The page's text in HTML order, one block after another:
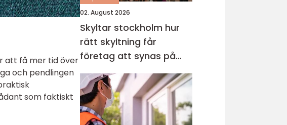
att få mer tid över
och pendlingen
som faktiskt
02. August 2026
Skyltar stockholm hur
rätt skyltning får
företag att synas på
riktigt